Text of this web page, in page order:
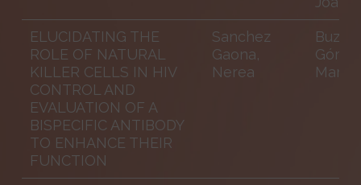
ELUCIDATING THE
ROLE OF NATURAL
KILLER CELLS IN HIV
CONTROL AND
EVALUATION OF A
BISPECIFIC ANTIBODY
TO ENHANCE THEIR
FUNCTION
Sanchez
Gaona,
Nerea
Buzón
María